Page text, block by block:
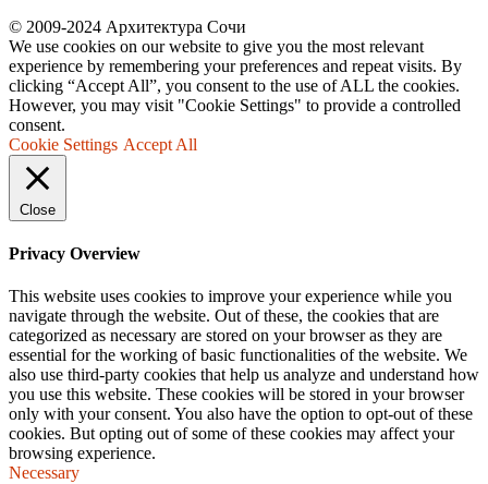
© 2009-2024 Архитектура Сочи
We use cookies on our website to give you the most relevant
experience by remembering your preferences and repeat visits. By
clicking “Accept All”, you consent to the use of ALL the cookies.
However, you may visit "Cookie Settings" to provide a controlled
consent.
Cookie Settings Accept All
Close
Privacy Overview
This website uses cookies to improve your experience while you
navigate through the website. Out of these, the cookies that are
categorized as necessary are stored on your browser as they are
essential for the working of basic functionalities of the website. We
also use third-party cookies that help us analyze and understand how
you use this website. These cookies will be stored in your browser
only with your consent. You also have the option to opt-out of these
cookies. But opting out of some of these cookies may affect your
browsing experience.
Necessary